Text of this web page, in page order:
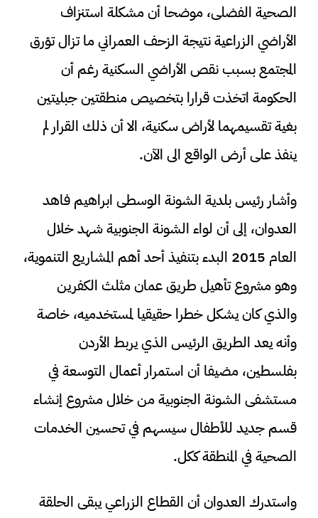
الصحية الفضلى، موضحا أن مشكلة استنزاف
الأراضي الزراعية نتيجة الزحف العمراني ما تزال تؤرق
المجتمع بسبب نقص الأراضي السكنية رغم أن
الحكومة اتخذت قرارا بتخصيص منطقتين جبليتين
بغية تقسيمهما لأراض سكنية، الا أن ذلك القرار لم
ينفذ على أرض الواقع الى الآن.
وأشار رئيس بلدية الشونة الوسطى ابراهيم فاهد
العدوان، إلى أن لواء الشونة الجنوبية شهد خلال
العام 2015 البدء بتنفيذ أحد أهم المشاريع التنموية،
وهو مشروع تأهيل طريق عمان مثلث الكفرين
والذي كان يشكل خطرا حقيقيا لمستخدميه، خاصة
وأنه يعد الطريق الرئيس الذي يربط الأردن
بفلسطين، مضيفا أن استمرار أعمال التوسعة في
مستشفى الشونة الجنوبية من خلال مشروع إنشاء
قسم جديد للأطفال سيسهم في تحسين الخدمات
الصحية في المنطقة ككل.
واستدرك العدوان أن القطاع الزراعي يبقى الحلقة